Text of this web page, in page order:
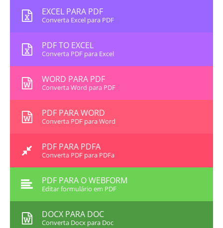
EXCEL PARA PDF
Converta Excel para PDF
PDF TO EXCEL
Converta PDF para Excel
WORD PARA PDF
Converta Word para PDF
PDF PARA WORD
Converta PDF para Word
PDF PARA PDFA
Converta PDF para PDFa
PDF PARA O WEBFORM
Editar formulário em PDF
DOCX PARA DOC
Converta Docx para Doc